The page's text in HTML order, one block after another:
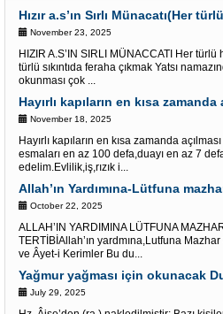
November 23, 2025
HIZIR A.S’IN SIRLI MÜNACCATI Her türlü
türlü sıkıntıda feraha çıkmak Yatsı
okunması çok ...
November 18, 2025
Hayırlı kapıların en kısa zamanda
esmaları en az 100 defa,duayı en az 7
edelim.Evlilik,iş,rızık i...
Allah’ın Yardımına-Lütfuna
October 22, 2025
ALLAH’IN YARDIMINA LÜTFUNA
TERTİBİAllah’ın yardmına,Lutfuna
ve Âyet-i Kerimler Bu du...
Yağmur yağması için okunacak
July 29, 2025